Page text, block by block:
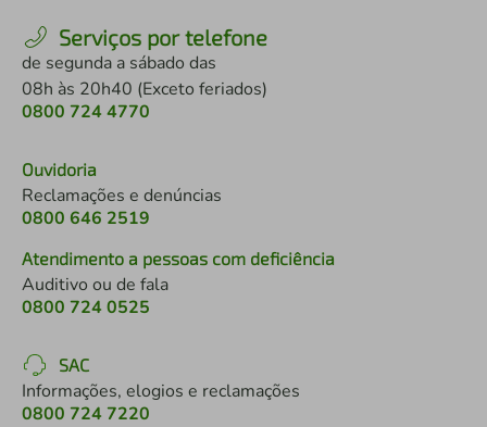
Serviços por telefone
de segunda a sábado das
08h às 20h40 (Exceto feriados)
0800 724 4770
Ouvidoria
Reclamações e denúncias
0800 646 2519
Atendimento a pessoas com deficiência
Auditivo ou de fala
0800 724 0525
SAC
Informações, elogios e reclamações
0800 724 7220